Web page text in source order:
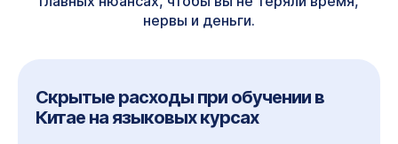
нервы и деньги.
Скрытые расходы при обучении в
Китае на языковых курсах